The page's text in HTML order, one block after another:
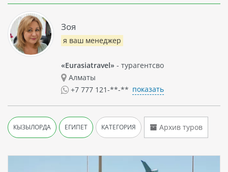
Зоя
я ваш менеджер
«Eurasiatravel» - турагентсво
Алматы
+7 777 121-**-** показать
КЫЗЫЛОРДА ЕГИПЕТ КАТЕГОРИЯ Архив туров